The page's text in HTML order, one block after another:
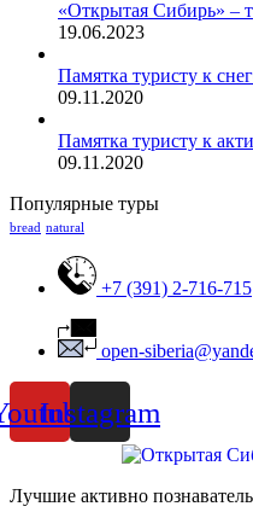
«Открытая Сибирь» –
19.06.2023
Памятка туристу к
09.11.2020
Памятка туристу к
09.11.2020
Популярные туры
bread natural
+7 (391) 2-716-715
open-
Instagram
Лучшие активно